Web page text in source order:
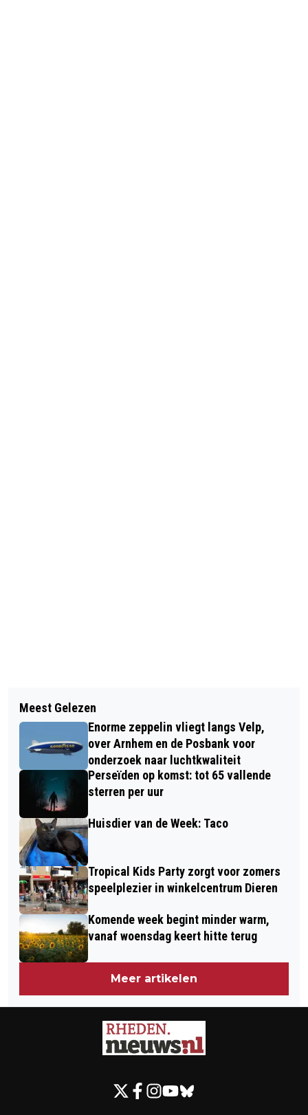
GEMEENTE RHEDEN SOEPELER MET
KLEINE BOUWPLANNEN
JEUGDACTIVITEIT BIJ VOETBALCLUB
VVO
Meest Gelezen
Enorme zeppelin vliegt langs Velp,
over Arnhem en de Posbank voor
onderzoek naar luchtkwaliteit
Perseïden op komst: tot 65 vallende
sterren per uur
Huisdier van de Week: Taco
Tropical Kids Party zorgt voor zomers
speelplezier in winkelcentrum Dieren
Komende week begint minder warm,
vanaf woensdag keert hitte terug
Meer artikelen